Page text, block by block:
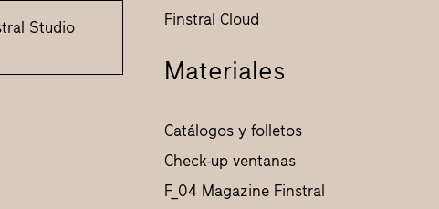
Studio
Finstral Cloud
Materiales
Catálogos y folletos
Check-up ventanas
F_04 Magazine Finstral